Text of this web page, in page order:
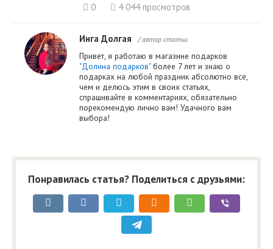
0 4 044 просмотров
Инга Долгая / автор статьи
Привет, я работаю в магазине подарков
"Долина подарков"более 7 лет и знаю о
подарках на любой праздник абсолютно все,
чем и делюсь этим в своих статьях,
спрашивайте в комментариях, обязательно
порекомендую лично вам! Удачного вам
выбора!
Понравилась статья? Поделиться с друзьями: